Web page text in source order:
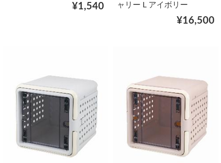
¥1,540
ャリー L アイボリー
¥16,500